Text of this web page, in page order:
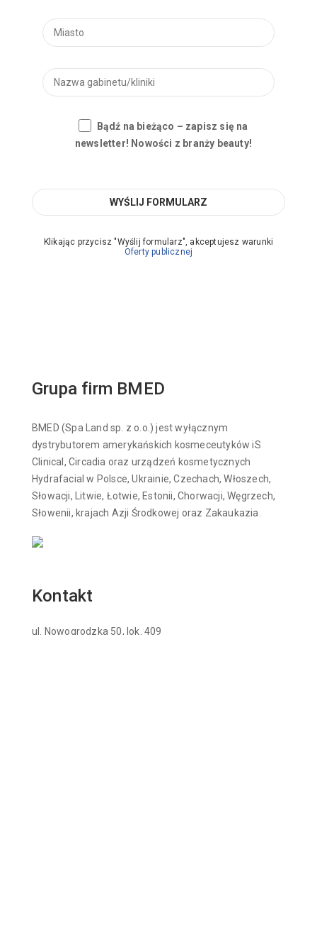
Bądź na bieżąco – zapisz się na
newsletter! Nowości z branży beauty!
Klikając przycisz "Wyślij formularz", akceptujesz warunki
Oferty publicznej
Grupa firm BMED
BMED (Spa Land sp. z o.o.) jest wyłącznym
dystrybutorem amerykańskich kosmeceutyków iS
Clinical, Circadia oraz urządzeń kosmetycznych
Hydrafacial w Polsce, Ukrainie, Czechach, Włoszech,
Słowacji, Litwie, Łotwie, Estonii, Chorwacji, Węgrzech,
Słowenii, krajach Azji Środkowej oraz Zakaukazia.
Kontakt
ul. Nowogrodzka 50, lok. 409